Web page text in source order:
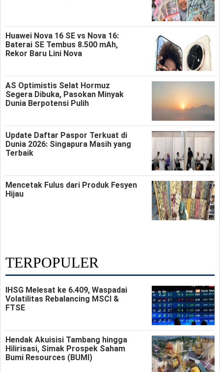
Huawei Nova 16 SE vs Nova 16:
Baterai SE Tembus 8.500 mAh,
Rekor Baru Lini Nova
AS Optimistis Selat Hormuz
Segera Dibuka, Pasokan Minyak
Dunia Berpotensi Pulih
Update Daftar Paspor Terkuat di
Dunia 2026: Singapura Masih yang
Terbaik
Mencetak Fulus dari Produk Fesyen
Hijau
TERPOPULER
IHSG Melesat ke 6.409, Waspadai
Volatilitas Rebalancing MSCI &
FTSE
Hendak Akuisisi Tambang hingga
Hilirisasi, Simak Prospek Saham
Bumi Resources (BUMI)